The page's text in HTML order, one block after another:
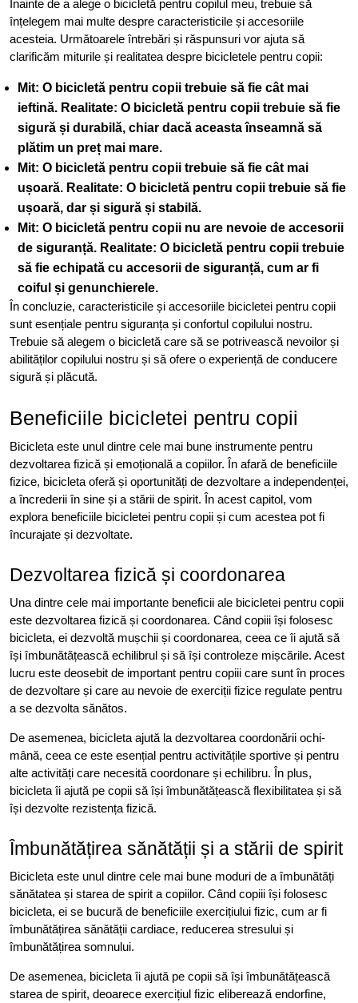
Înainte de a alege o bicicletă pentru copilul meu, trebuie să
înțelegem mai multe despre caracteristicile și accesoriile
acesteia. Următoarele întrebări și răspunsuri vor ajuta să
clarificăm miturile și realitatea despre bicicletele pentru copii:
Mit: O bicicletă pentru copii trebuie să fie cât mai
ieftină. Realitate: O bicicletă pentru copii trebuie să fie
sigură și durabilă, chiar dacă aceasta înseamnă să
plătim un preț mai mare.
Mit: O bicicletă pentru copii trebuie să fie cât mai
ușoară. Realitate: O bicicletă pentru copii trebuie să fie
ușoară, dar și sigură și stabilă.
Mit: O bicicletă pentru copii nu are nevoie de accesorii
de siguranță. Realitate: O bicicletă pentru copii trebuie
să fie echipată cu accesorii de siguranță, cum ar fi
coiful și genunchierele.
În concluzie, caracteristicile și accesoriile bicicletei pentru copii
sunt esențiale pentru siguranța și confortul copilului nostru.
Trebuie să alegem o bicicletă care să se potrivească nevoilor și
abilităților copilului nostru și să ofere o experiență de conducere
sigură și plăcută.
Beneficiile bicicletei pentru copii
Bicicleta este unul dintre cele mai bune instrumente pentru
dezvoltarea fizică și emoțională a copiilor. În afară de beneficiile
fizice, bicicleta oferă și oportunități de dezvoltare a independenței,
a încrederii în sine și a stării de spirit. În acest capitol, vom
explora beneficiile bicicletei pentru copii și cum acestea pot fi
încurajate și dezvoltate.
Dezvoltarea fizică și coordonarea
Una dintre cele mai importante beneficii ale bicicletei pentru copii
este dezvoltarea fizică și coordonarea. Când copiii își folosesc
bicicleta, ei dezvoltă mușchii și coordonarea, ceea ce îi ajută să
își îmbunătățească echilibrul și să își controleze mișcările. Acest
lucru este deosebit de important pentru copiii care sunt în proces
de dezvoltare și care au nevoie de exerciții fizice regulate pentru
a se dezvolta sănătos.
De asemenea, bicicleta ajută la dezvoltarea coordonării ochi-
mână, ceea ce este esențial pentru activitățile sportive și pentru
alte activități care necesită coordonare și echilibru. În plus,
bicicleta îi ajută pe copii să își îmbunătățească flexibilitatea și să
își dezvolte rezistența fizică.
Îmbunătățirea sănătății și a stării de spirit
Bicicleta este unul dintre cele mai bune moduri de a îmbunătăți
sănătatea și starea de spirit a copiilor. Când copiii își folosesc
bicicleta, ei se bucură de beneficiile exercițiului fizic, cum ar fi
îmbunătățirea sănătății cardiace, reducerea stresului și
îmbunătățirea somnului.
De asemenea, bicicleta îi ajută pe copii să își îmbunătățească
starea de spirit, deoarece exercițiul fizic eliberează endorfine,